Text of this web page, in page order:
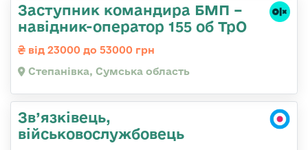
Заступник командира БМП –
навідник-оператор 155 об ТрО
від 23000 до 53000 грн
Степанівка, Сумська область
Зв’язківець,
військовослужбовець